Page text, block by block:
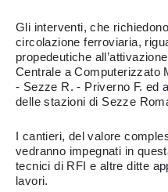
Gli interventi, che
circolazione ferroviaria,
propedeutiche
Centrale a Computerizzato
- Sezze R. - Priverno F. ed
delle stazioni di Sezze
I cantieri, del valore
vedranno impegnati in
tecnici di RFI e altre ditte
lavori.